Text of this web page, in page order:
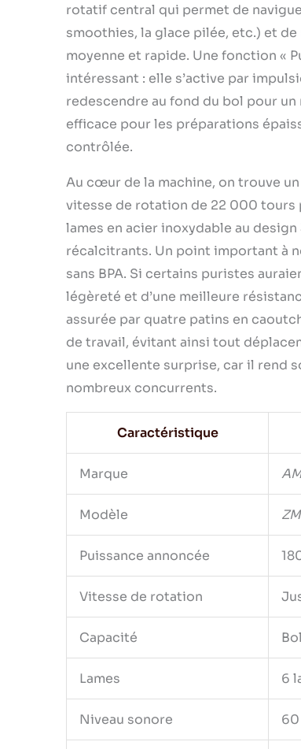
rotatif central qui permet de
smoothies, la glace pilée, etc.) et
moyenne et rapide. Une fonction «
intéressant : elle s’active par
redescendre au fond du bol pour
efficace pour les préparations
contrôlée.
Au cœur de la machine, on trouve
vitesse de rotation de 22 000 tours
lames en acier inoxydable au
récalcitrants. Un point important à
sans BPA. Si certains puristes
légèreté et d’une meilleure
assurée par quatre patins en
de travail, évitant ainsi tout
une excellente surprise, car il rend
nombreux concurrents.
Caractéristique
Marque
Modèle
Puissance annoncée
Vitesse de rotation
Capacité
Lames 6
Niveau sonore 60